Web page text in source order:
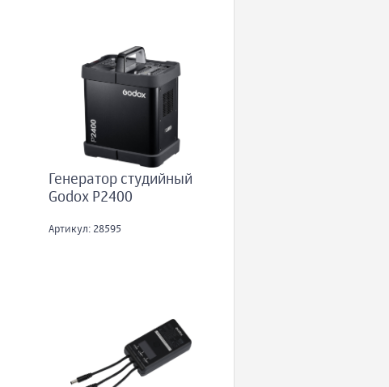
Генератор студийный
Godox P2400
Артикул: 28595